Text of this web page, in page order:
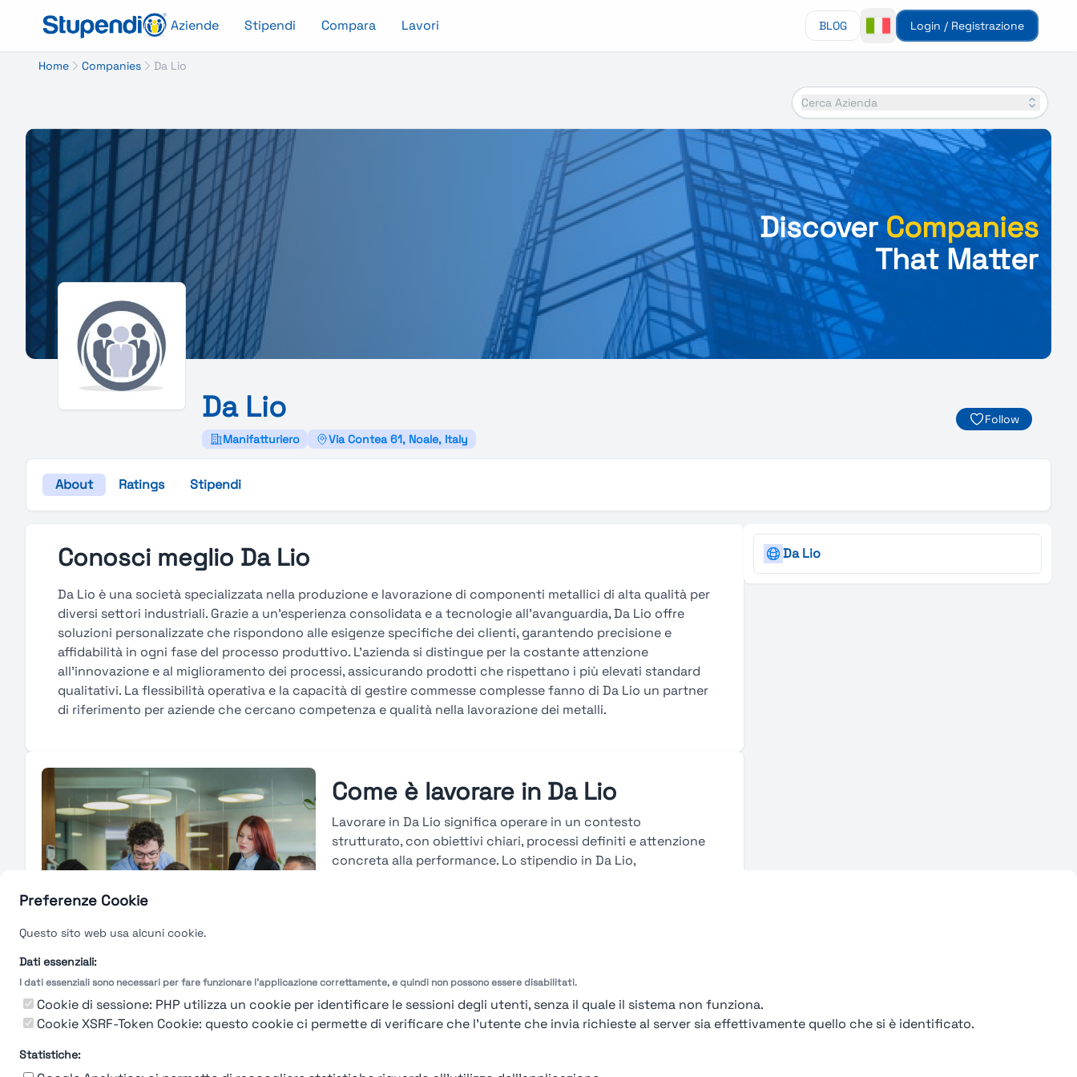
Preferenze Cookie
Questo sito web usa alcuni cookie.
Dati essenziali:
I dati essenziali sono necessari per fare funzionare l'applicazione correttamente, e quindi non possono essere disabilitati.
Cookie di sessione: PHP utilizza un cookie per identificare le sessioni degli utenti, senza il quale il sistema non funziona.
Cookie XSRF-Token Cookie: questo cookie ci permette di verificare che l'utente che invia richieste al server sia effettivamente quello che si è identificato.
Statistiche:
Aziende Stipendi Compara Lavori BLOG Login / Registrazione
Home Companies Da Lio
Cerca Azienda
DiscoverCompanies
That Matter
Da Lio
Manifatturiero Via Contea 61, Noale, Italy
Follow
About Ratings Stipendi
Conosci meglio Da Lio
Da Lio è una società specializzata nella produzione e lavorazione di componenti metallici di alta qualità per
diversi settori industriali. Grazie a un'esperienza consolidata e a tecnologie all'avanguardia, Da Lio offre
soluzioni personalizzate che rispondono alle esigenze specifiche dei clienti, garantendo precisione e
affidabilità in ogni fase del processo produttivo. L'azienda si distingue per la costante attenzione
all'innovazione e al miglioramento dei processi, assicurando prodotti che rispettano i più elevati standard
qualitativi. La flessibilità operativa e la capacità di gestire commesse complesse fanno di Da Lio un partner
di riferimento per aziende che cercano competenza e qualità nella lavorazione dei metalli.
Come è lavorare in Da Lio
Lavorare in Da Lio significa operare in un contesto
strutturato, con obiettivi chiari, processi definiti e attenzione
concreta alla performance. Lo stipendio in Da Lio,
Guarda le valutazioni →
Da Lio